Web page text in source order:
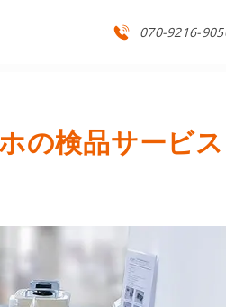
070-9216-
の検品サービス